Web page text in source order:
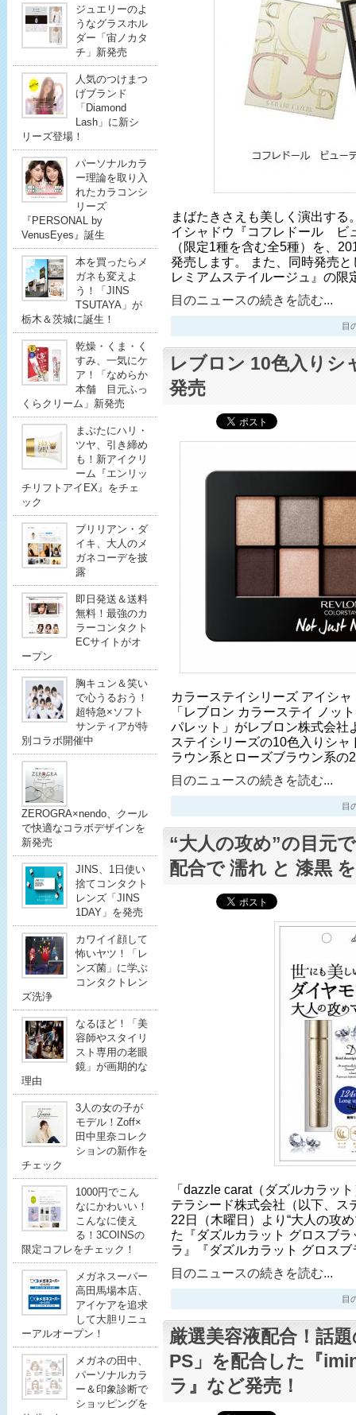
ジュエリーのよ
うなグラスホル
ダー「宙ノカタ
チ」新発売
人気のつけまつ
げブランド
「Diamond
Lash」に新シ
リーズ登場！
パーソナルカラ
ー理論を取り入
れたカラコンシ
リーズ
『PERSONAL by
VenusEyes』誕生
本を買ったらメ
ガネも変えよ
う！「JINS
TSUTAYA」が
栃木＆茨城に誕生！
乾燥・くま・く
すみ、一気にケ
ア！「なめらか
本舗 目元ふっ
くらクリーム」新発売
まぶたにハリ・
ツヤ、引き締め
も！新アイクリ
ーム『エンリッ
チリフトアイEX』をチェ
ック
ブリリアン・ダ
イキ、大人のメ
ガネコーデを披
露
即日発送＆送料
無料！最強のカ
ラーコンタクト
ECサイトがオ
ープン
胸キュン＆笑い
で心うるおう！
超特急×ソフト
サンティアが特
別コラボ開催中
ZEROGRA×nendo、クール
で快適なコラボデザインを
新発売
JINS、1日使い
捨てコンタクト
レンズ「JINS
1DAY」を発売
カワイイ顔して
怖いヤツ！「レ
ンズ菌」に学ぶ
コンタクトレン
ズ洗浄
なるほど！「美
容師やスタイリ
スト専用の老眼
鏡」が画期的な
理由
3人の女の子が
モデル！Zoff×
田中里奈コレク
ションの新作を
チェック
1000円でこん
なにかわいい！
こんなに使え
る！3COINSの
限定コフレをチェック！
メガネスーパー
高田馬場本店、
アイケアを追求
して大胆リニュ
ーアルオープン！
メガネの田中、
パーソナルカラ
ー＆印象診断で
ショッピングを
まばたきさえも美しく演出する
イシャドウ『コフレドール ビ
（限定1種を含む全5種）を、
発売します。 また、同時発売
レミアムステイルージュ』の
目のニュースの続きを読む...
目
レブロン 10色入りシ
発売
カラーステイシリーズ アイシ
「レブロン カラーステイ ノッ
パレット」がレブロン株式会社
ステイシリーズの10色入りシ
ラウン系とローズブラウン系
目のニュースの続きを読む...
目
“大人の攻め”の目元
配合で 濡れ と 漆黒
「dazzle carat（ダズルカラッ
テラシード株式会社（以下、ス
22日（木曜日）より“大人の攻
た『ダズルカラット グロスブ
ラ』『ダズルカラット グロス
目のニュースの続きを読む...
目
厳選美容液配合！話
PS」を配合した『
ラ』など発売！